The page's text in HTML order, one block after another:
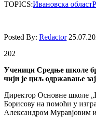
TOPICS:Ивановска област
Posted By: Redactor
202
Ученици Средње школе
чији је циљ одржавање
Директор Основне школе
Борисову на помоћи у
Александром Муравјовим и